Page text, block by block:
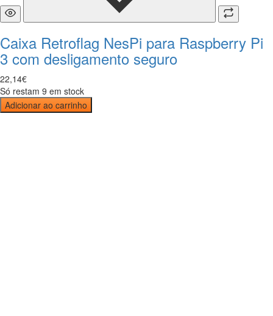
Caixa Retroflag NesPi para Raspberry Pi
3 com desligamento seguro
22,14€
Só restam 9 em stock
Adicionar ao carrinho